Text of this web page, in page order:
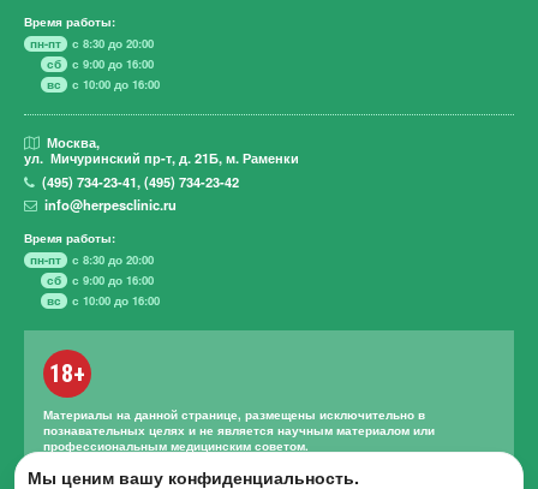
Время работы:
пн-пт
с 8:30 до 20:00
сб
с 9:00 до 16:00
вс
с 10:00 до 16:00
Москва,
ул. Мичуринский пр-т,д. 21Б, м. Раменки
(495)734-23-41,(495)734-23-42
info@herpesclinic.ru
Время работы:
пн-пт
с 8:30 до 20:00
сб
с 9:00 до 16:00
вс
с 10:00 до 16:00
18+
Материалы на данной странице, размещены исключительно в
познавательных целях и не является научным материалом или
профессиональным медицинским советом.
Правильное лечение и назначение лекарственных средств может
Мы ценим вашу конфиденциальность.